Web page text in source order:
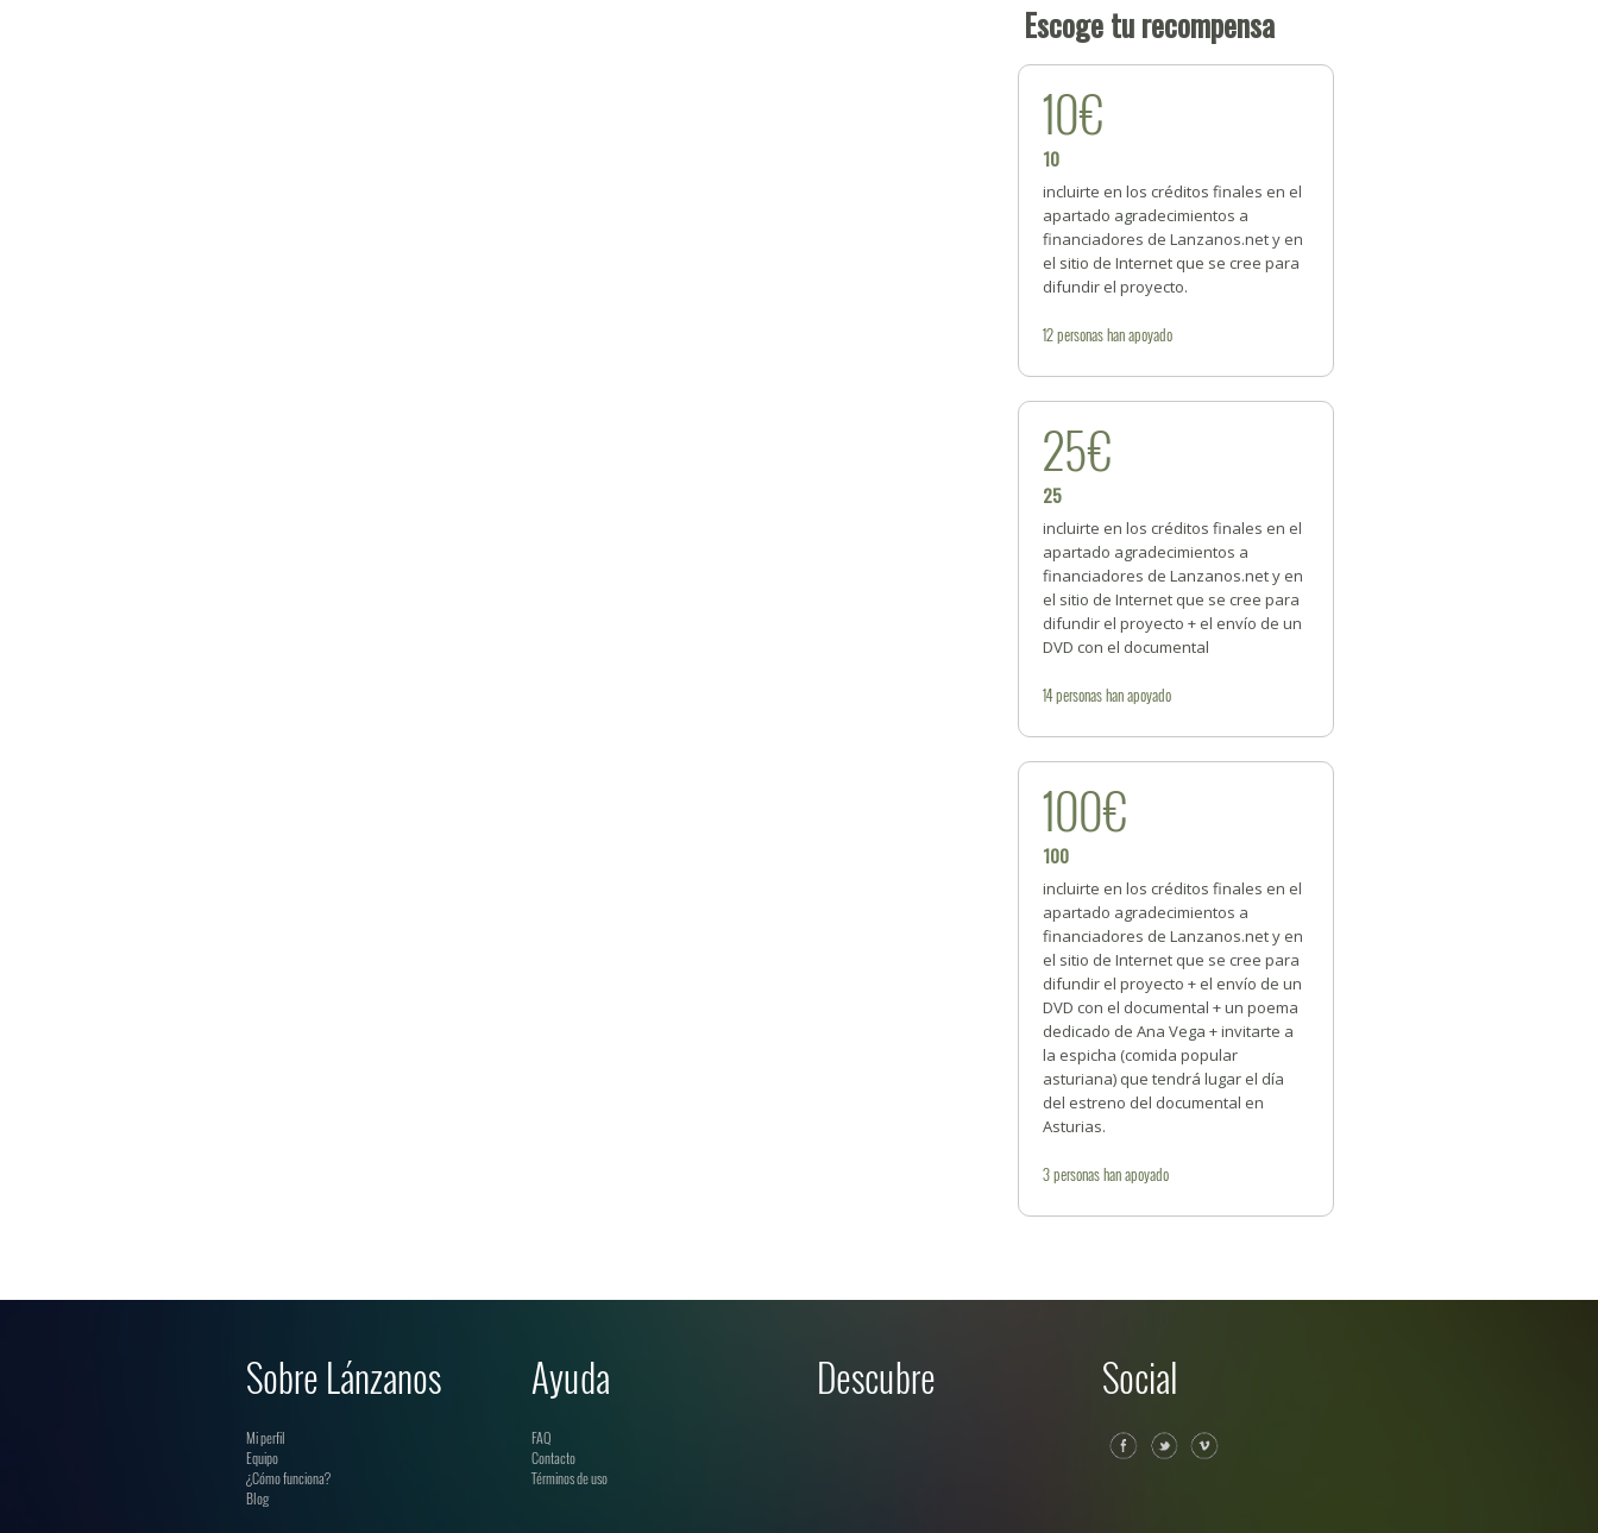
Escoge tu recompensa
10€
10
incluirte en los créditos finales en el
apartado agradecimientos a
financiadores de Lanzanos.net y en
el sitio de Internet que se cree para
difundir el proyecto.
12personashan apoyado
25€
25
incluirte en los créditos finales en el
apartado agradecimientos a
financiadores de Lanzanos.net y en
el sitio de Internet que se cree para
difundir el proyecto + el envío de un
DVD con el documental
14personashan apoyado
100€
100
incluirte en los créditos finales en el
apartado agradecimientos a
financiadores de Lanzanos.net y en
el sitio de Internet que se cree para
difundir el proyecto + el envío de un
DVD con el documental + un poema
dedicado de Ana Vega + invitarte a
la espicha (comida popular
asturiana) que tendrá lugar el día
del estreno del documental en
Asturias.
3personashan apoyado
Sobre Lánzanos
Mi perfil
Equipo
¿Cómo funciona?
Blog
Ayuda
FAQ
Contacto
Términos de uso
Descubre Social